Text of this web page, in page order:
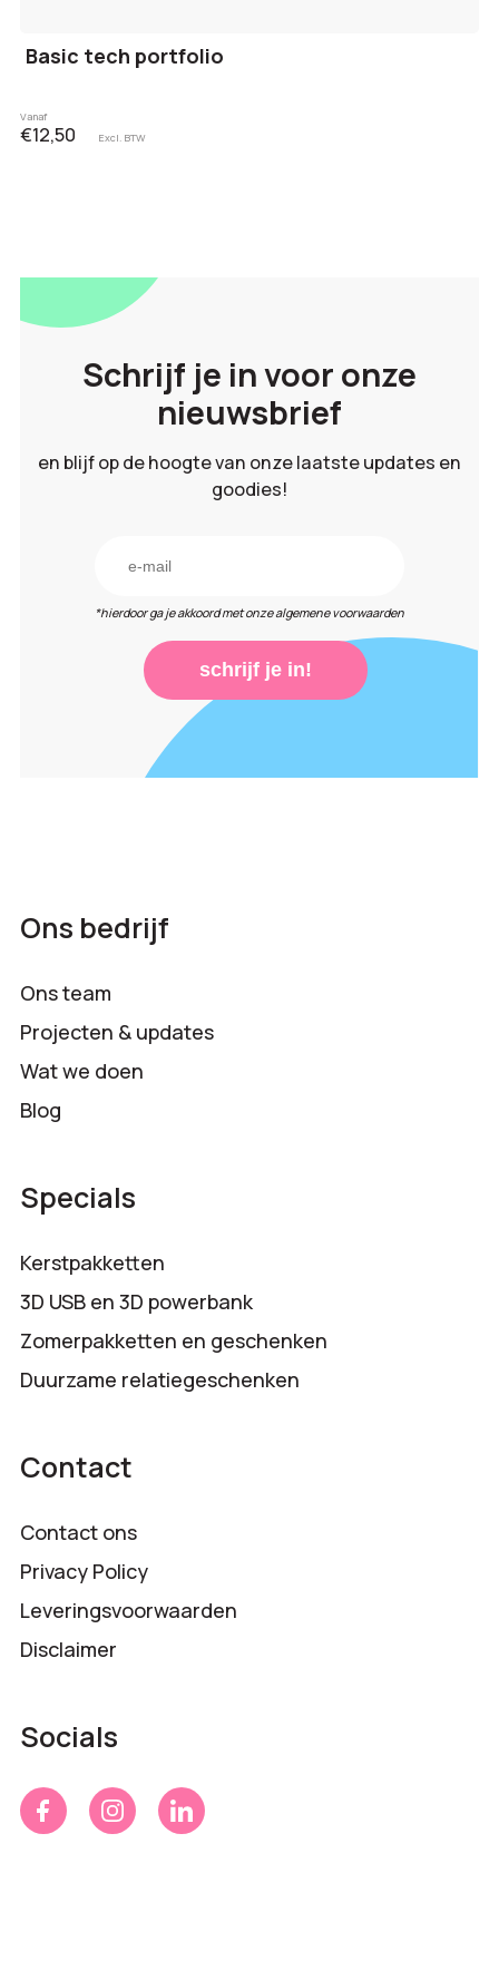
Basic tech portfolio
Vanaf
€12,50 Excl. BTW
Schrijf je in voor onze
nieuwsbrief
en blijf op de hoogte van onze laatste updates en
goodies!
*hierdoor ga je akkoord met onze algemene voorwaarden
schrijf je in!
Ons bedrijf
Ons team
Projecten & updates
Wat we doen
Blog
Specials
Kerstpakketten
3D USB en 3D powerbank
Zomerpakketten en geschenken
Duurzame relatiegeschenken
Contact
Contact ons
Privacy Policy
Leveringsvoorwaarden
Disclaimer
Socials